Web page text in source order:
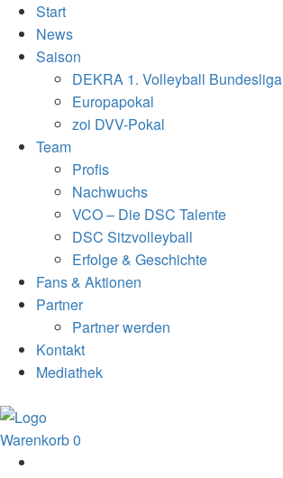
Start
News
Saison
DEKRA 1. Volleyball Bundesliga
Europapokal
zoi DVV-Pokal
Team
Profis
Nachwuchs
VCO – Die DSC Talente
DSC Sitzvolleyball
Erfolge & Geschichte
Fans & Aktionen
Partner
Partner werden
Kontakt
Mediathek
Warenkorb0